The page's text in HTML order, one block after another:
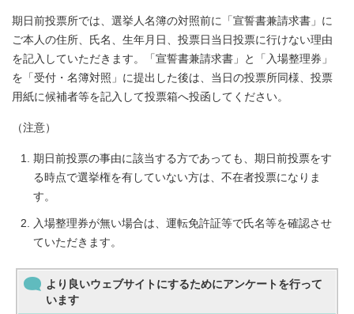
期日前投票所では、選挙人名簿の対照前に「宣誓書兼請求書」に
ご本人の住所、氏名、生年月日、投票日当日投票に行けない理由
を記入していただきます。「宣誓書兼請求書」と「入場整理券」
を「受付・名簿対照」に提出した後は、当日の投票所同様、投票
用紙に候補者等を記入して投票箱へ投函してください。
（注意）
期日前投票の事由に該当する方であっても、期日前投票をす
る時点で選挙権を有していない方は、不在者投票になりま
す。
入場整理券が無い場合は、運転免許証等で氏名等を確認させ
ていただきます。
より良いウェブサイトにするためにアンケートを行って
います